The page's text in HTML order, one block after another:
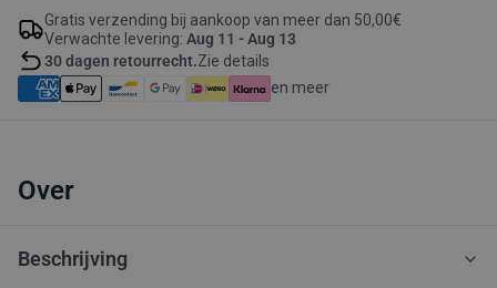
Gratis verzending bij aankoop van meer dan 50,00€
Verwachte levering: Aug 11 - Aug 13
30 dagen retourrecht.Zie details
en meer
Over
Beschrijving